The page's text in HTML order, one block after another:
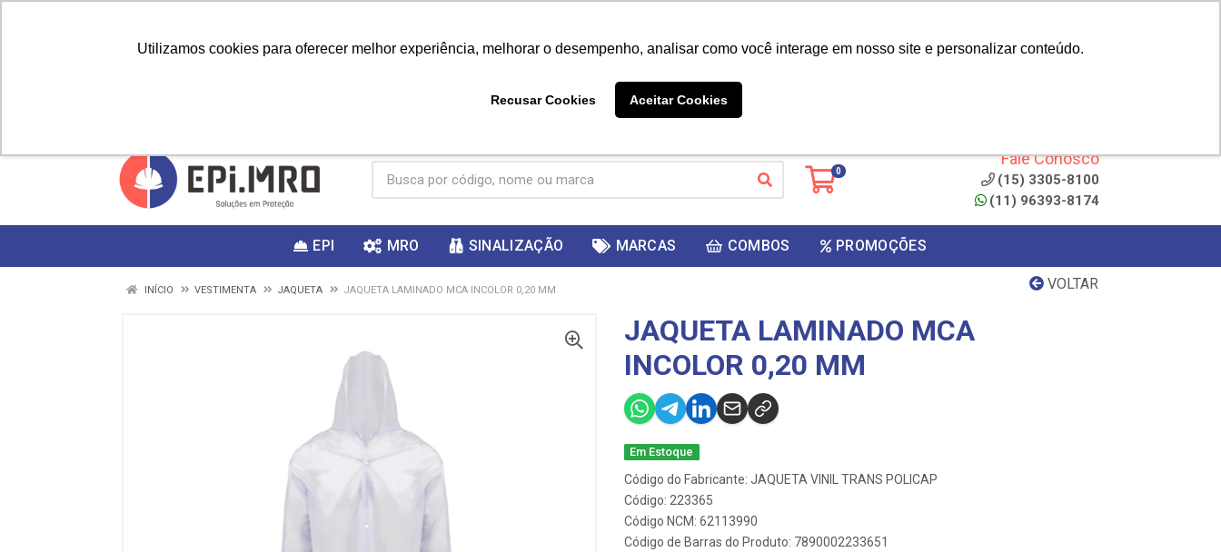
Utilizamos cookies para oferecer melhor experiência, melhorar o desempenho, analisar como você interage em nosso site e personalizar conteúdo.
Recusar Cookies Aceitar Cookies
ganhar
0
Fale Conosco
(15) 3305-8100
(11) 96393-8174
EPI MRO SINALIZAÇÃO MARCAS COMBOS PROMOÇÕES
VOLTAR
INÍCIO VESTIMENTA JAQUETA JAQUETA LAMINADO MCA INCOLOR 0,20 MM
JAQUETA LAMINADO MCA
INCOLOR 0,20 MM
Em Estoque
Código do Fabricante: JAQUETA VINIL TRANS POLICAP
Código: 223365
Código NCM: 62113990
Código de Barras do Produto: 7890002233651